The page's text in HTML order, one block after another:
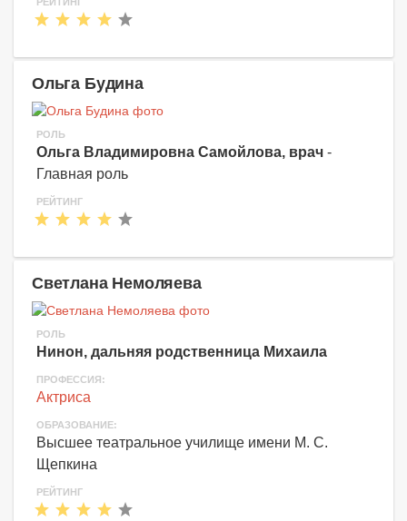
Ольга Будина
РОЛЬ
Ольга Владимировна Самойлова, врач -
Главная роль
РЕЙТИНГ
Светлана Немоляева
РОЛЬ
Нинон, дальняя родственница Михаила
ПРОФЕССИЯ:
Актриса
ОБРАЗОВАНИЕ:
Высшее театральное училище имени М. С.
Щепкина
РЕЙТИНГ